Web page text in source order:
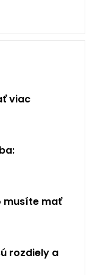
viac
musíte mať
rozdiely a